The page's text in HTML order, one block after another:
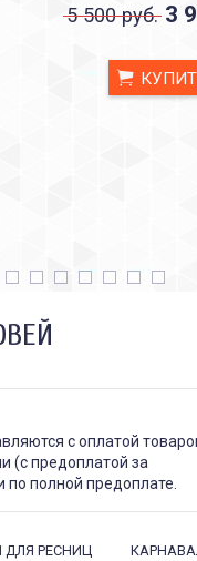
5 500 руб. 3
с оплатой
(с предоплатой за
по полной предоплате.
ДЛЯ РЕСНИЦ